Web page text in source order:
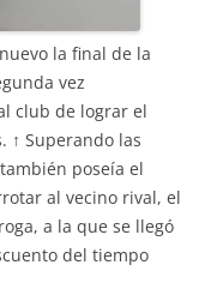
la final de la
vez
club de lograr el
↑ Superando las
poseía el
al vecino rival, el
a la que se llegó
del tiempo